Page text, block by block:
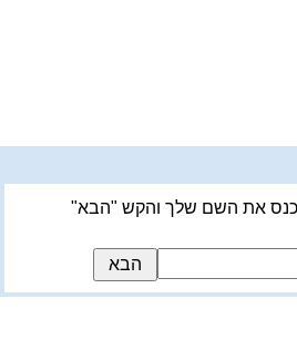
את השם שלך והקש "הבא"